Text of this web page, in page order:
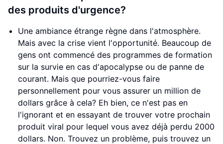
des produits d'urgence?
Une ambiance étrange règne dans l'atmosphère.
Mais avec la crise vient l'opportunité. Beaucoup de
gens ont commencé des programmes de formation
sur la survie en cas d'apocalypse ou de panne de
courant. Mais que pourriez-vous faire
personnellement pour vous assurer un million de
dollars grâce à cela? Eh bien, ce n'est pas en
l'ignorant et en essayant de trouver votre prochain
produit viral pour lequel vous avez déjà perdu 2000
dollars. Non. Trouvez un problème, puis trouvez un